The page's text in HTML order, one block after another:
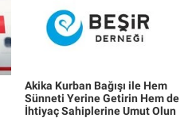
Akika Kurban Bağışı ile Hem
Sünneti Yerine Getirin Hem de
İhtiyaç Sahiplerine Umut Olun